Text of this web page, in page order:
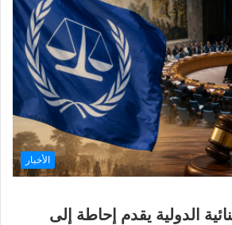
الأخبار
الدولية يقدم إحاطة إلى